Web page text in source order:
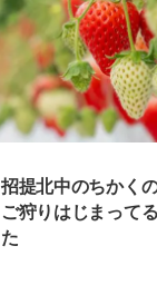
招提北中のちかく
ご狩りはじまって
た